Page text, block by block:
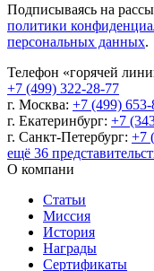
Подписываясь на
политики
персональных данных.
Телефон «горячей
+7 (499) 322-28-77
г. Москва: +7 (499)
г. Екатеринбург: +7
г. Санкт-Петербург: +7
ещё 36
О компани
Статьи
Миссия
История
Награды
Сертификаты